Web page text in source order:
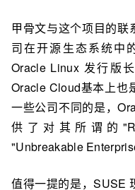
甲骨文与这个项目的
司在开源生态系统中
Oracle Linux 发行版
Oracle Cloud基本上也
一些公司不同的是，
供了对其所谓的
"Unbreakable
值得一提的是，SUSE